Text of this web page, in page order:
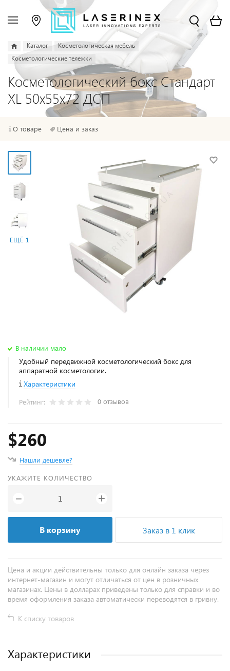
Каталог
Косметологическая мебель
Косметологические тележки
Косметологический бокс Стандарт
XL 50x55x72 ДСП
О товаре Цена и заказ
ЕЩЁ 1
В наличии мало
Удобный передвижной косметологический бокс для
аппаратной косметологии.
Характеристики
Рейтинг: 0 отзывов
$260
Нашли дешевле?
УКАЖИТЕ КОЛИЧЕСТВО
− +
В корзину Заказ в 1 клик
Цена и акции действительны только для онлайн заказа через
интернет-магазин и могут отличаться от цен в розничных
магазинах. Цены в долларах приведены только для справки и во
время оформления заказа автоматически переводятся в гривну.
К списку товаров
Характеристики